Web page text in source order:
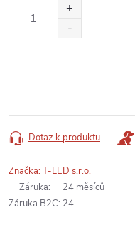
Dotaz k produktu
Značka:T-LED s.r.o.
Záruka:
24 měsíců
Záruka B2C: 24